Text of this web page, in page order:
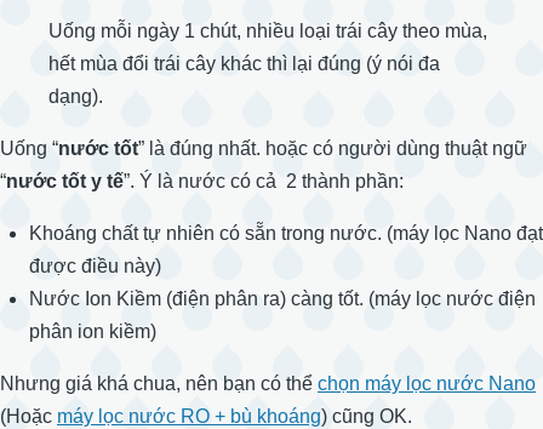
Uống mỗi ngày 1 chút, nhiều loại trái cây theo mùa,
hết mùa đổi trái cây khác thì lại đúng (ý nói đa
dạng).
Uống “nước tốt” là đúng nhất. hoặc có người dùng thuật ngữ
“nước tốt y tế”. Ý là nước có cả 2 thành phần:
Khoáng chất tự nhiên có sẵn trong nước. (máy lọc Nano đạt
được điều này)
Nước Ion Kiềm (điện phân ra) càng tốt. (máy lọc nước điện
phân ion kiềm)
Nhưng giá khá chua, nên bạn có thể chọn máy lọc nước Nano
(Hoặc máy lọc nước RO + bù khoáng) cũng OK.